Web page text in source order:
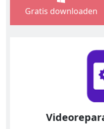
Gratis downloaden